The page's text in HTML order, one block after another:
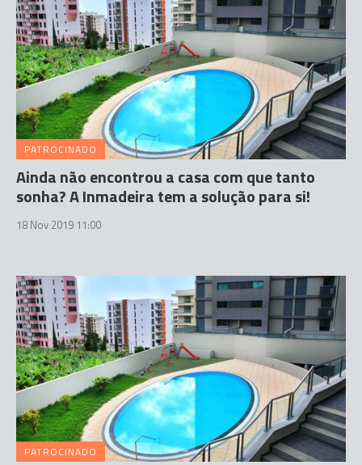
PATROCINADO
Ainda não encontrou a casa com que tanto
sonha? A Inmadeira tem a solução para si!
18 Nov 2019 11:00
PATROCINADO